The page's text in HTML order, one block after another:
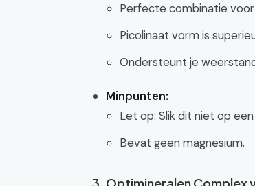
Perfecte combinatie
Picolinaat vorm is
Ondersteunt je
Minpunten:
Let op: Slik dit niet op
Bevat geen magnesium.